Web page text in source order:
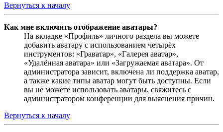
Вернуться к началу
Как мне включить отображение аватары?
На вкладке «Профиль» личного раздела вы можете
добавить аватару с использованием четырёх
инструментов: «Граватар», «Галерея аватар»,
«Удалённая аватара» или «Загружаемая аватара». От
администратора зависит, включена ли поддержка аватар,
а также какие типы аватар могут быть доступны. Если
вы не можете использовать аватары, свяжитесь с
администратором конференции для выяснения причин.
Вернуться к началу